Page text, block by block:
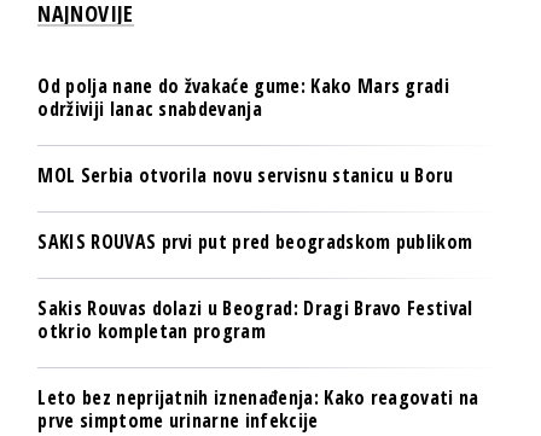
NAJNOVIJE
Od polja nane do žvakaće gume: Kako Mars gradi
održiviji lanac snabdevanja
MOL Serbia otvorila novu servisnu stanicu u Boru
SAKIS ROUVAS prvi put pred beogradskom publikom
Sakis Rouvas dolazi u Beograd: Dragi Bravo Festival
otkrio kompletan program
Leto bez neprijatnih iznenađenja: Kako reagovati na
prve simptome urinarne infekcije